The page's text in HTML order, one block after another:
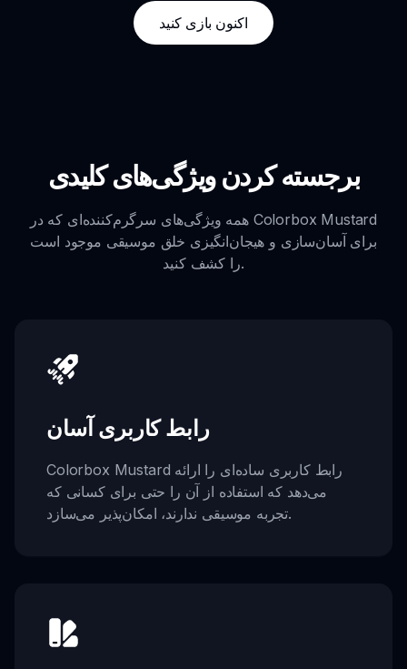
اکنون بازی کنید
برجسته کردن ویژگی‌های کلیدی
همه ویژگی‌های سرگرم‌کننده‌ای که در Colorbox Mustard
برای آسان‌سازی و هیجان‌انگیزی خلق موسیقی موجود است
را کشف کنید.
رابط کاربری آسان
Colorbox Mustard رابط کاربری ساده‌ای را ارائه
می‌دهد که استفاده از آن را حتی برای کسانی که
تجربه موسیقی ندارند، امکان‌پذیر می‌سازد.